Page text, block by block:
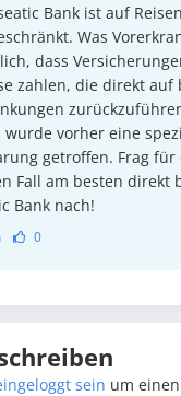
Bank ist auf
Was
dass
zahlen, die direkt auf
wurde vorher eine
getroffen. Frag für
Fall am besten direkt
Bank nach!
0
sein um